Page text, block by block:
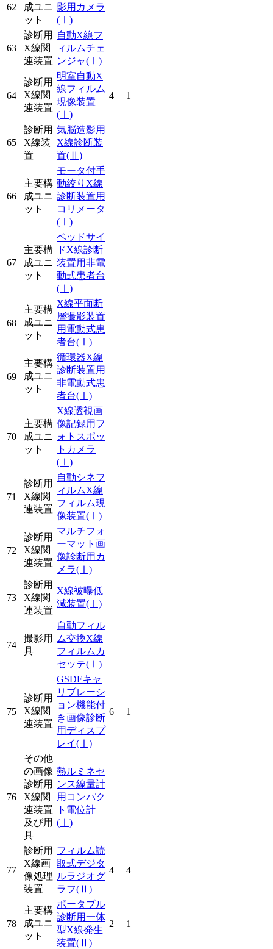
62
成ユニ
ット
影用カメラ
(Ⅰ)
63
診断用
X線関
連装置
自動X線フ
ィルムチェ
ンジャ(Ⅰ)
64
診断用
X線関
連装置
明室自動X
線フィルム
現像装置
(Ⅰ)
4 1
65
診断用
X線装
置
気脳造影用
X線診断装
置(Ⅱ)
66
主要構
成ユニ
ット
モータ付手
動絞りX線
診断装置用
コリメータ
(Ⅰ)
67
主要構
成ユニ
ット
ベッドサイ
ドX線診断
装置用非電
動式患者台
(Ⅰ)
68
主要構
成ユニ
ット
X線平面断
層撮影装置
用電動式患
者台(Ⅰ)
69
主要構
成ユニ
ット
循環器X線
診断装置用
非電動式患
者台(Ⅰ)
70
主要構
成ユニ
ット
X線透視画
像記録用フ
ォトスポッ
トカメラ
(Ⅰ)
71
診断用
X線関
連装置
自動シネフ
ィルムX線
フィルム現
像装置(Ⅰ)
72
診断用
X線関
連装置
マルチフォ
ーマット画
像診断用カ
メラ(Ⅰ)
73
診断用
X線関
連装置
X線被曝低
減装置(Ⅰ)
74
撮影用
具
自動フィル
ム交換X線
フィルムカ
セッテ(Ⅰ)
75
診断用
X線関
連装置
GSDFキャ
リブレーシ
ョン機能付
き画像診断
用ディスプ
レイ(Ⅰ)
6 1
76
その他
の画像
診断用
X線関
連装置
及び用
具
熱ルミネセ
ンス線量計
用コンパク
ト電位計
(Ⅰ)
77
診断用
X線画
像処理
装置
フィルム読
取式デジタ
ルラジオグ
ラフ(Ⅱ)
4 4
78
主要構
成ユニ
ット
ポータブル
診断用一体
型X線発生
装置(Ⅱ)
2 1